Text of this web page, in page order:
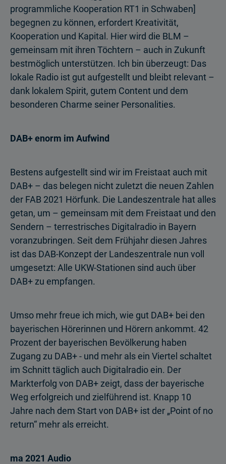
programmliche Kooperation RT1 in Schwaben]
begegnen zu können, erfordert Kreativität,
Kooperation und Kapital. Hier wird die BLM –
gemeinsam mit ihren Töchtern – auch in Zukunft
bestmöglich unterstützen. Ich bin überzeugt: Das
lokale Radio ist gut aufgestellt und bleibt relevant –
dank lokalem Spirit, gutem Content und dem
besonderen Charme seiner Personalities.
DAB+ enorm im Aufwind
Bestens aufgestellt sind wir im Freistaat auch mit
DAB+ – das belegen nicht zuletzt die neuen Zahlen
der FAB 2021 Hörfunk. Die Landeszentrale hat alles
getan, um – gemeinsam mit dem Freistaat und den
Sendern – terrestrisches Digitalradio in Bayern
voranzubringen. Seit dem Frühjahr diesen Jahres
ist das DAB-Konzept der Landeszentrale nun voll
umgesetzt: Alle UKW-Stationen sind auch über
DAB+ zu empfangen.
Umso mehr freue ich mich, wie gut DAB+ bei den
bayerischen Hörerinnen und Hörern ankommt. 42
Prozent der bayerischen Bevölkerung haben
Zugang zu DAB+ - und mehr als ein Viertel schaltet
im Schnitt täglich auch Digitalradio ein. Der
Markterfolg von DAB+ zeigt, dass der bayerische
Weg erfolgreich und zielführend ist. Knapp 10
Jahre nach dem Start von DAB+ ist der „Point of no
return“ mehr als erreicht.
ma 2021 Audio